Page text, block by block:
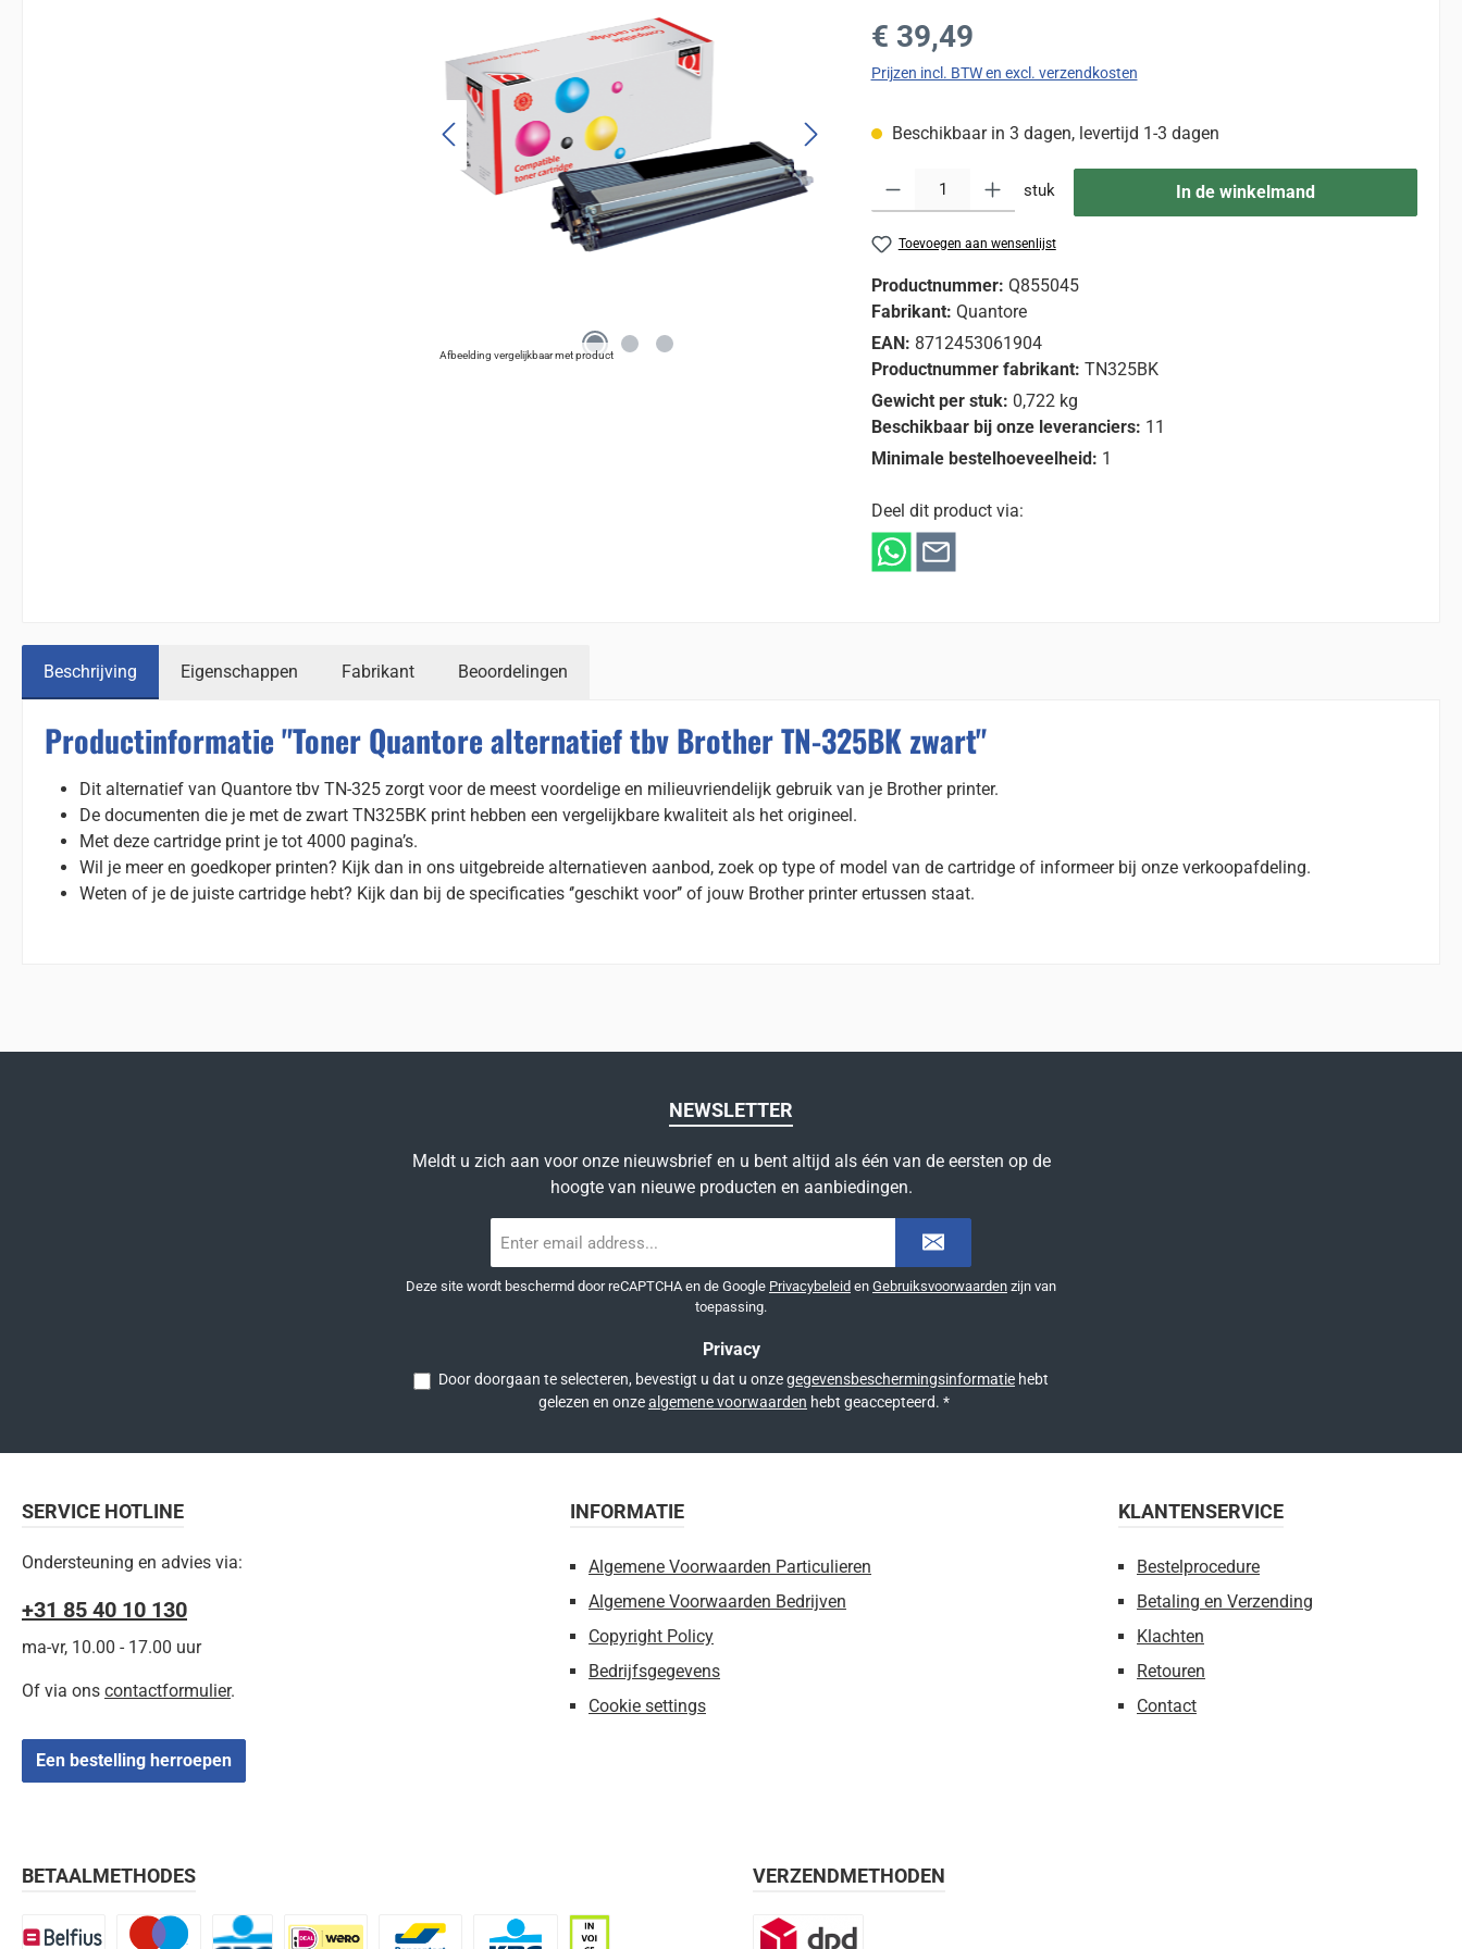
Afbeelding vergelijkbaar met product
Normale prijs:
€ 39,49
Prijzen incl. BTW en excl. verzendkosten
Beschikbaar in 3 dagen, levertijd 1-3 dagen
Producthoeveelheid: Voer de gewenste hoeveelheid in of gebruik de knoppen om de
stuk In de winkelmand
Toevoegen aan wensenlijst
Productnummer: Q855045
Fabrikant: Quantore
EAN: 8712453061904
Productnummer fabrikant: TN325BK
Gewicht per stuk: 0,722 kg
Beschikbaar bij onze leveranciers: 11
Minimale bestelhoeveelheid: 1
Deel dit product via:
Beschrijving Eigenschappen Fabrikant Beoordelingen
Productinformatie "Toner Quantore alternatief tbv Brother TN-325BK zwart"
Dit alternatief van Quantore tbv TN-325 zorgt voor de meest voordelige en milieuvriendelijk gebruik van je Brother printer.
De documenten die je met de zwart TN325BK print hebben een vergelijkbare kwaliteit als het origineel.
Met deze cartridge print je tot 4000 pagina’s.
Wil je meer en goedkoper printen? Kijk dan in ons uitgebreide alternatieven aanbod, zoek op type of model van de cartridge of informeer bij onze verkoopafdeling.
Weten of je de juiste cartridge hebt? Kijk dan bij de specificaties ‘’geschikt voor’’ of jouw Brother printer ertussen staat.
NEWSLETTER
Meldt u zich aan voor onze nieuwsbrief en u bent altijd als één van de eersten op de
hoogte van nieuwe producten en aanbiedingen.
mailadres
Deze site wordt beschermd door reCAPTCHA en de Google Privacybeleid en Gebruiksvoorwaarden zijn van
toepassing.
Privacy
Door doorgaan te selecteren, bevestigt u dat u onzegegevensbeschermingsinformatie hebt
gelezen en onzealgemene voorwaarden hebt geaccepteerd. *
SERVICE HOTLINE
Ondersteuning en advies via:
+31 85 40 10 130
ma-vr, 10.00 - 17.00 uur
Of via ons contactformulier.
Een bestelling herroepen
INFORMATIE
Algemene Voorwaarden Particulieren
Algemene Voorwaarden Bedrijven
Copyright Policy
Bedrijfsgegevens
Cookie settings
KLANTENSERVICE
Bestelprocedure
Betaling en Verzending
Klachten
Retouren
Contact
BETAALMETHODES VERZENDMETHODEN